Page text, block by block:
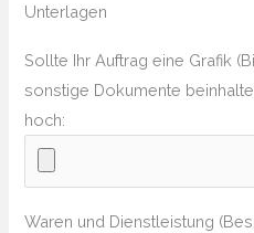
Unterlagen
Sollte Ihr Auftrag eine Grafik
sonstige Dokumente
hoch:
Waren und Dienstleistung